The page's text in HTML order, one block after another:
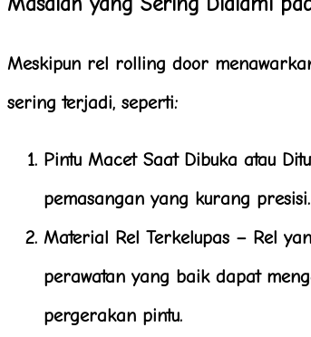
Meskipun rel rolling door
sering terjadi, seperti:
Pintu Macet Saat Dibuka atau
pemasangan yang kurang presisi.
Material Rel Terkelupas – Rel
perawatan yang baik dapat
pergerakan pintu.